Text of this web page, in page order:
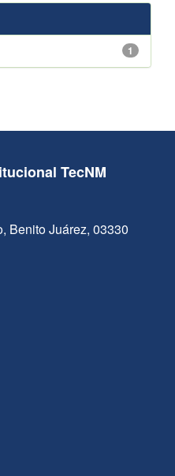
1
TecNM
Benito Juárez, 03330